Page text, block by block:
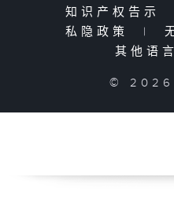
知识产权告示
私隐政策
|
其他语
©